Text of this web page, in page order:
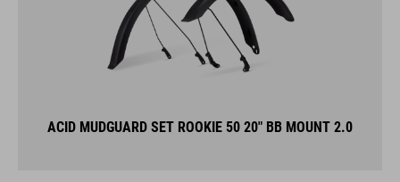
ACID MUDGUARD SET ROOKIE 50 20" BB MOUNT 2.0